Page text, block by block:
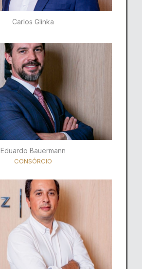
Carlos Glinka
Eduardo Bauermann
CONSÓRCIO